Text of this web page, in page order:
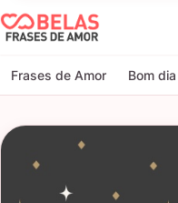
Belas Frases de Amor
Frases de Amor Bom dia